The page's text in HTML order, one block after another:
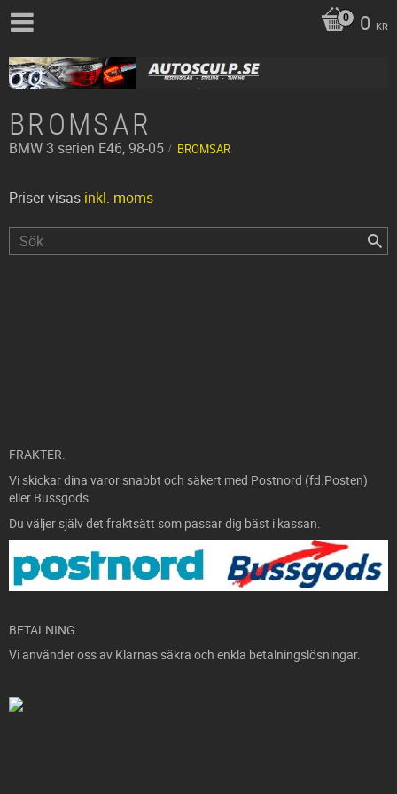
0 KR
BROMSAR
BMW3 serien E46, 98-05 BROMSAR
Priser visas inkl. moms
FRAKTER.
Vi skickar dina varor snabbt och säkert med Postnord (fd.Posten)
eller Bussgods.
Du väljer själv det fraktsätt som passar dig bäst i kassan.
BETALNING.
Vi använder oss av Klarnas säkra och enkla betalningslösningar.